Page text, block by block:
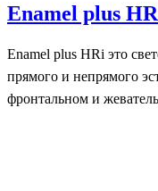
Enamel plus
Enamel plus HRi это
прямого и непрямого
фронтальном и